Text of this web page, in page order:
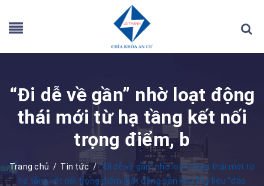
“Đi dễ về gần” nhờ loạt động
thái mới từ hạ tầng kết nối
trọng điểm, b
Trang chủ / Tin tức / “Đi dễ về gần” nhờ loạt động thái mới từ
hạ tầng kết nối trọng điểm, bất động sản khu Tây liệu “đảo